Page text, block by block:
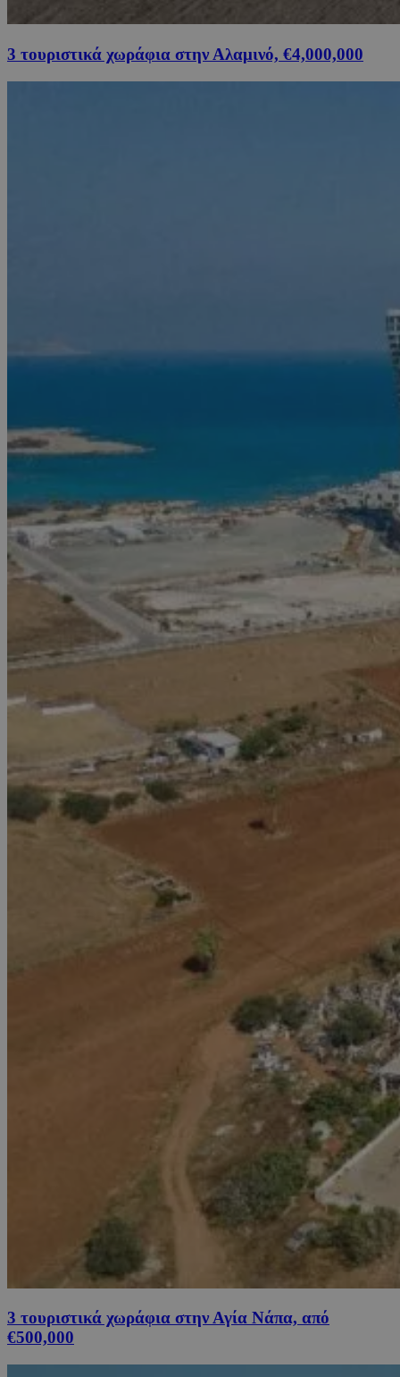
3 τουριστικά χωράφια στην Αλαμινό, €4,000,000
3 τουριστικά χωράφια στην Αγία Νάπα, από
€500,000